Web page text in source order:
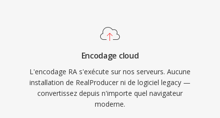
HLS et le DASH. Bien que supplanté par les
contenu RA provenant dès premieres
webradios existent encore et nécessitent une
conversion pour la lecture sûr les appareils
Encodage cloud
L'encodage RA s'exécute sur nos serveurs. Aucune
installation de RealProducer ni de logiciel legacy —
convertissez depuis n'importe quel navigateur
moderne.